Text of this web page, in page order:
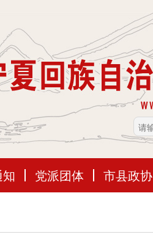
知 党派团体 市县政协